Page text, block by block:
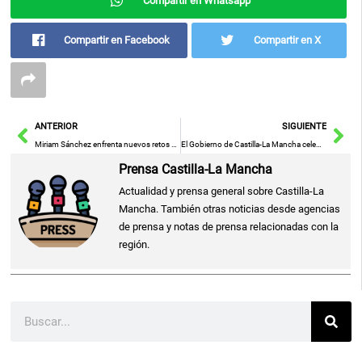
Compartir en Facebook Compartir en X
AntANTERIOR
Miriam Sánchez enfrenta nuevos retos mentales: Pipi Estrada revela su decisión de alejarse de la televisión
SIGUIENTE
El Gobierno de Castilla-La Mancha celebra la reducción del paro en casi un 50% gracias a las políticas de empleo de García-Page
Prensa Castilla-La Mancha
Actualidad y prensa general sobre Castilla-La
Mancha. También otras noticias desde agencias
de prensa y notas de prensa relacionadas con la
región.